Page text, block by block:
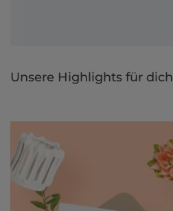
Unsere Highlights für dich